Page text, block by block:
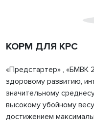
КОРМ ДЛЯ КРС
«Предстартер» , «БМВК
здоровому развитию,
значительному
высокому убойному
достижением